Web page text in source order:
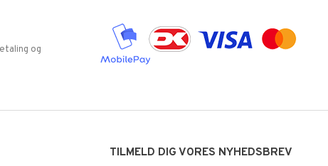
og
TILMELD DIG VORES NYHEDSBREV